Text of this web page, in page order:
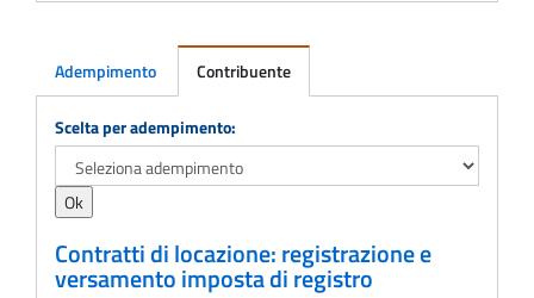
Adempimento Contribuente
Adempimento
Scelta per adempimento:
Contratti di locazione: registrazione e
versamento imposta di registro